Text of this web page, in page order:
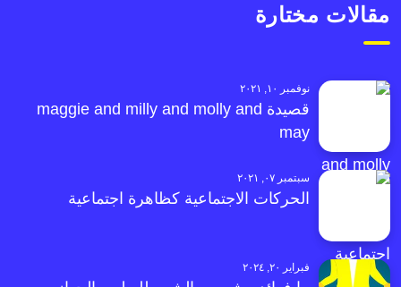
مقالات مختارة
نوفمبر ١٠, ٢٠٢١
قصيدة maggie and milly and molly and
may
سبتمبر ٠٧, ٢٠٢١
الحركات الاجتماعية كظاهرة اجتماعية
فبراير ٢٠, ٢٠٢٤